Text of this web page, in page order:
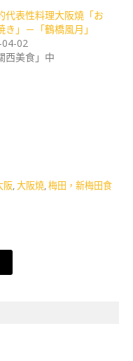
代表性料理大阪燒「お
き」－「鶴橋風月」
02
西美食」中
阪,大阪燒,梅田，新梅田食